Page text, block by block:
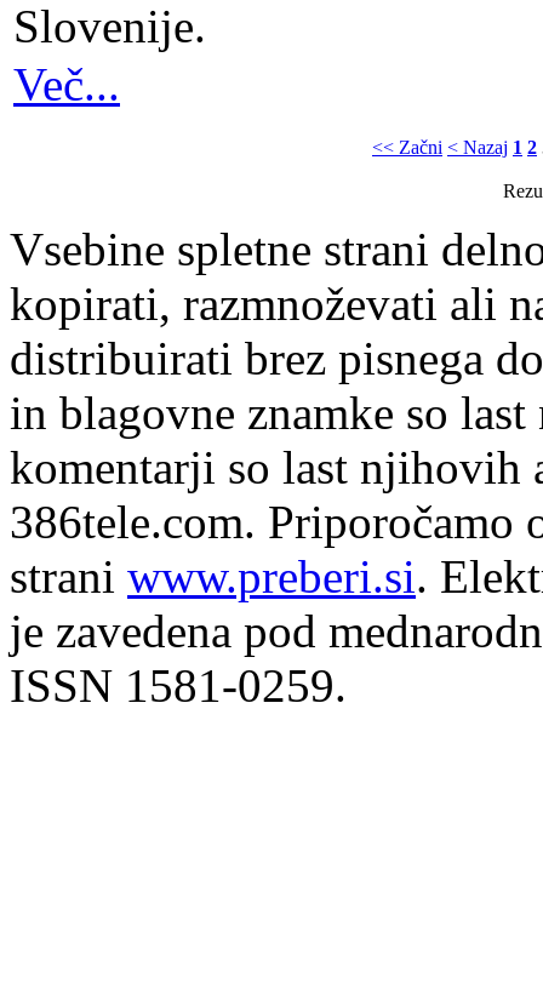
Slovenije.
Več...
<< Začni < Nazaj 1 2
Vsebine spletne strani
kopirati, razmnoževati ali
distribuirati brez pisnega
in blagovne znamke so
komentarji so last njihovih
386tele.com. Priporočamo
strani www.preberi.si.
je zavedena pod
ISSN 1581-0259.